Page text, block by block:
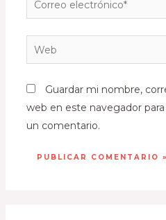
Guardar mi nombre,
web en este navegador
un comentario.